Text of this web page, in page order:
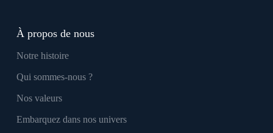
À propos de nous
Notre histoire
Qui sommes-nous ?
Nos valeurs
Embarquez dans nos univers